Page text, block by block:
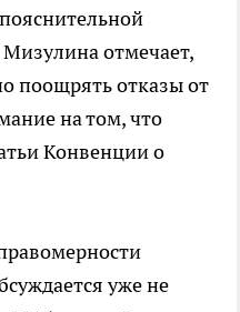
Мизулина отмечает,
поощрять отказы от
на том, что
Конвенции о
уже не